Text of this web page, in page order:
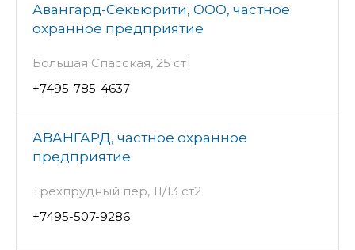
Авангард-Секьюрити, ООО, частное
охранное предприятие
Большая Спасская, 25 ст1
+7495-785-4637
АВАНГАРД, частное охранное
предприятие
Трёхпрудный пер, 11/13 ст2
+7495-507-9286